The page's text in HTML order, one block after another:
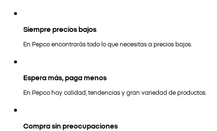
Siempre precios bajos
En Pepco encontrarás todo lo que necesitas a precios bajos.
Espera más, paga menos
En Pepco hay calidad, tendencias y gran variedad de productos.
Compra sin preocupaciones